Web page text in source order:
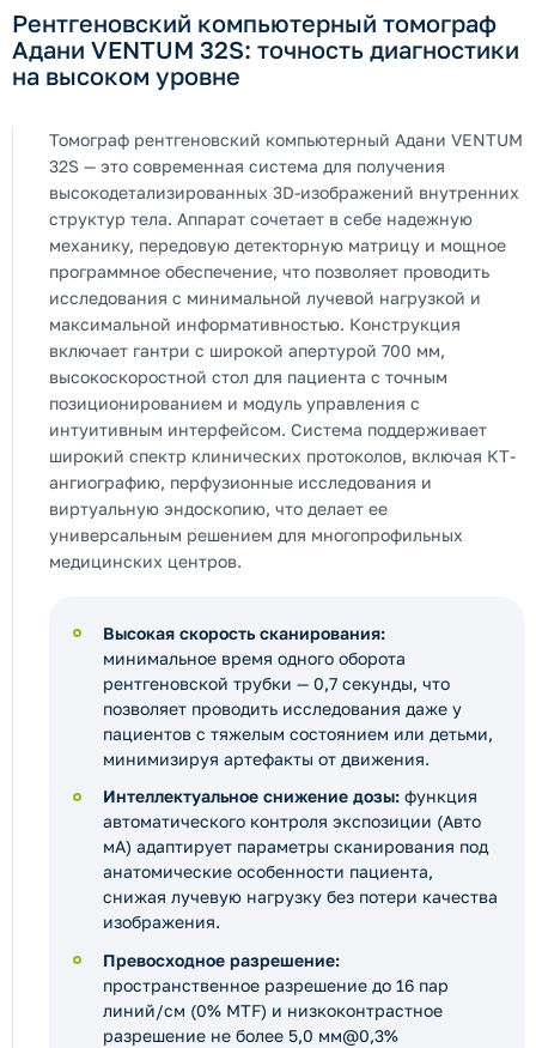
Рентгеновский компьютерный томограф
Адани VENTUM 32S: точность диагностики
на высоком уровне
Томограф рентгеновский компьютерный Адани VENTUM
32S — это современная система для получения
высокодетализированных 3D-изображений внутренних
структур тела. Аппарат сочетает в себе надежную
механику, передовую детекторную матрицу и мощное
программное обеспечение, что позволяет проводить
исследования с минимальной лучевой нагрузкой и
максимальной информативностью. Конструкция
включает гантри с широкой апертурой 700 мм,
высокоскоростной стол для пациента с точным
позиционированием и модуль управления с
интуитивным интерфейсом. Система поддерживает
широкий спектр клинических протоколов, включая КТ-
ангиографию, перфузионные исследования и
виртуальную эндоскопию, что делает ее
универсальным решением для многопрофильных
медицинских центров.
Высокая скорость сканирования:
минимальное время одного оборота
рентгеновской трубки — 0,7 секунды, что
позволяет проводить исследования даже у
пациентов с тяжелым состоянием или детьми,
минимизируя артефакты от движения.
Интеллектуальное снижение дозы: функция
автоматического контроля экспозиции (Авто
мА) адаптирует параметры сканирования под
анатомические особенности пациента,
снижая лучевую нагрузку без потери качества
изображения.
Превосходное разрешение:
пространственное разрешение до 16 пар
линий/см (0% MTF) и низкоконтрастное
разрешение не более 5,0 мм@0,3%